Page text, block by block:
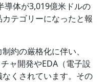
導体が3,019億米ドルの
テゴリーになったと報
約の厳格化に伴い、
ャ開発やEDA（電子設
くされています。その